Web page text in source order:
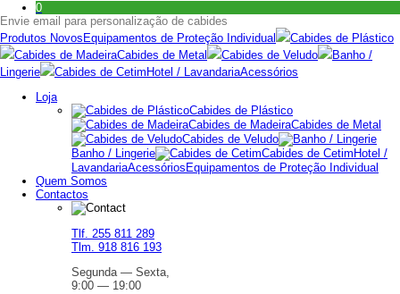
0
Envie email para personalização de cabides
Produtos Novos Equipamentos de Proteção Individual
Cabides de Plástico
Cabides de MadeiraCabides de Metal Cabides de Veludo
Banho /
Lingerie
Cabides de Cetim Hotel / LavandariaAcessórios
Loja
Cabides de Plástico
Cabides de MadeiraCabides de Metal
Cabides de Veludo
Banho / Lingerie
Cabides de Cetim Hotel /
LavandariaAcessórios Equipamentos de Proteção Individual
Quem Somos
Contactos
Tlf. 255 811 289
Tlm. 918 816 193
Segunda — Sexta,
9:00 — 19:00